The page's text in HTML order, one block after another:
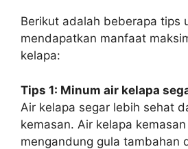
Berikut adalah beberapa tips
mendapatkan manfaat
kelapa:
Tips 1: Minum air kelapa
Air kelapa segar lebih sehat
kemasan. Air kelapa
mengandung gula tambahan